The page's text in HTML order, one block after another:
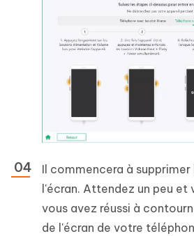
Il commencera à
l'écran. Attendez un peu et
vous avez réussi à
de l'écran de votre